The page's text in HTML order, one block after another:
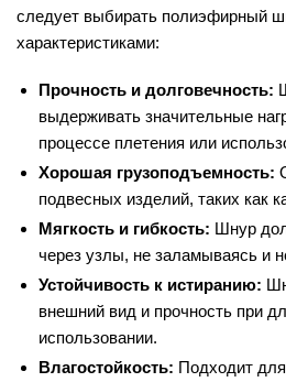
следует выбирать полиэфирный
характеристиками:
Прочность и долговечность:
выдерживать значительные
процессе плетения или
Хорошая грузоподъемность:
подвесных изделий, таких как
Мягкость и гибкость: Шнур
через узлы, не заламываясь и
Устойчивость к истиранию:
внешний вид и прочность при
использовании.
Влагостойкость: Подходит